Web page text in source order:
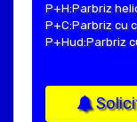
P+H:Parbriz
P+C:Parbriz cu
P+Hud:Parbriz